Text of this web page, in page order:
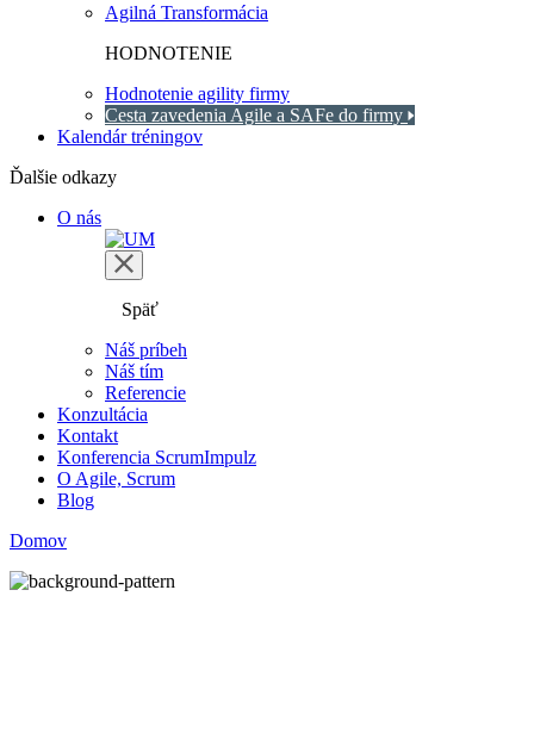
Agilná Transformácia
HODNOTENIE
Hodnotenie agility firmy
Cesta zavedenia Agile a SAFe do firmy
Kalendár tréningov
Ďalšie odkazy
O nás
Späť
Náš príbeh
Náš tím
Referencie
Konzultácia
Kontakt
Konferencia ScrumImpulz
O Agile, Scrum
Blog
Domov